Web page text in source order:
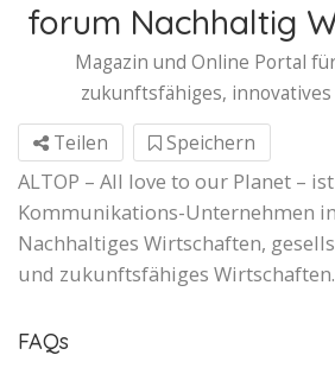
forum Nachhaltig
Magazin und Online Portal
zukunftsfähiges,
Teilen
Speichern
ALTOP – All love to our Planet –
Kommunikations-Unternehmen
Nachhaltiges Wirtschaften,
und zukunftsfähiges Wirtschaften.
FAQs